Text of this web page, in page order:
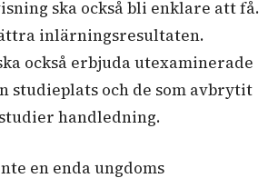
ska också bli enklare att få.
inlärningsresultaten.
också erbjuda utexaminerade
studieplats och de som avbrytit
handledning.
en enda ungdoms